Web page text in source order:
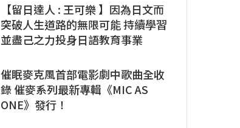
【留日達人 : 王可樂 】因為日文而
突破人生道路的無限可能 持續學習
並盡己之力投身日語教育事業
催眠麥克風首部電影劇中歌曲全收
錄 催麥系列最新專輯《MIC AS
ONE》發行！